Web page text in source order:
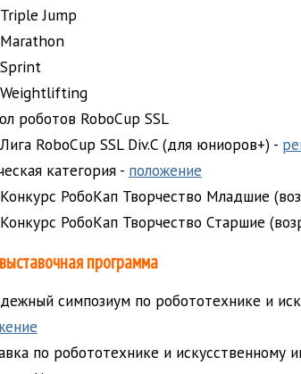
Triple Jump
Marathon
Sprint
Weightlifting
роботов RoboCup SSL
Лига RoboCup SSL Div.C (для юниоров+) -
категория - положение
Конкурс РобоКап Творчество Младшие
Конкурс РобоКап Творчество Старшие
программа
симпозиум по робототехнике и
по робототехнике и искусственному